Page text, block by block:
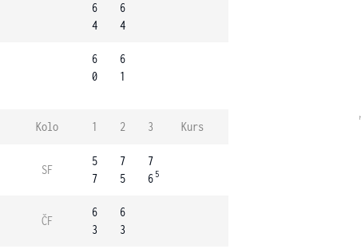
6
4
6
4
6
0
6
1
Kolo 1 2 3 Kurs
SF
5
7
7
5
7
6 5
ČF
6
3
6
3